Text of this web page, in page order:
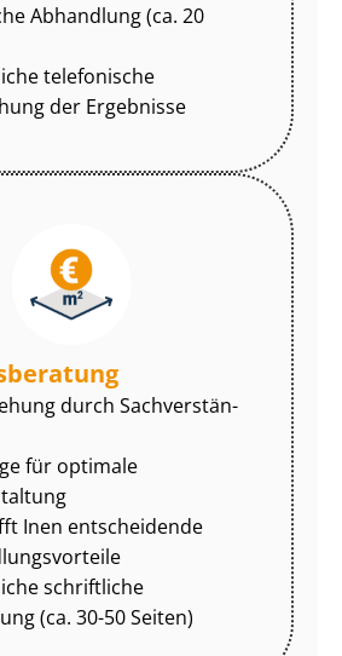
Abhandlung (ca. 20
telefonische
der Ergebnisse
durch Sach­ver­stän­
für optimale
Inen entscheidende
schriftliche
(ca. 30-50 Seiten)